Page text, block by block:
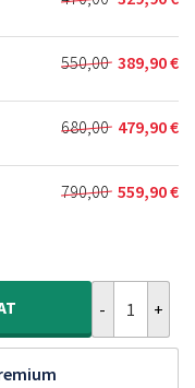
était :
370,00 €.
est :
259,90 €.
Le
prix
initial
était :
470,00 €.
Le
prix
actuel
est :
329,90 €.
550,00
Le
prix
initial
était :
550,00 €.
389,90€
Le
prix
actuel
est :
389,90 €.
680,00
Le
prix
initial
était :
479,90€
Le
prix
actuel
est :
790,00
Le
790,00 €.
559,90€
Le
559,90 €.